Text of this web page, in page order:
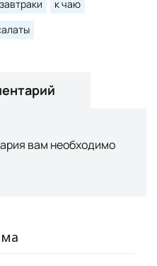
завтраки
к чаю
вам необходимо